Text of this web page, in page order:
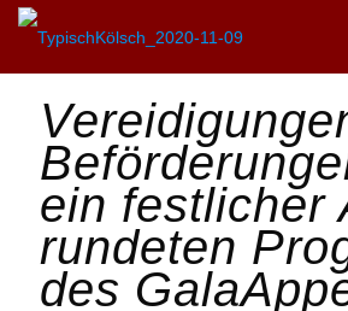
ein festlicher
rundeten
des